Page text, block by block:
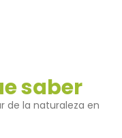
saber
de la naturaleza en